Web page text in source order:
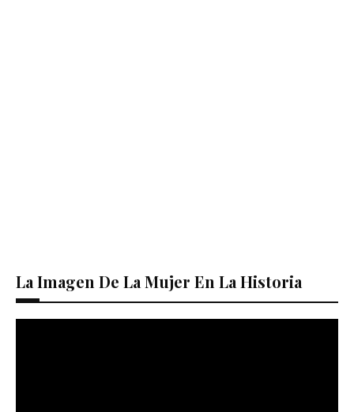
La Imagen De La Mujer En La Historia